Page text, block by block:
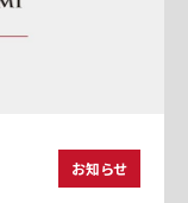
お知らせ